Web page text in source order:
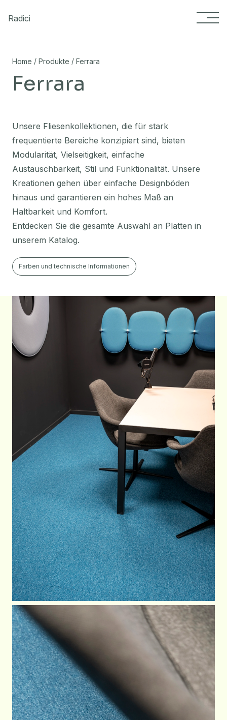
Radici
Home / Produkte / Ferrara
Ferrara
Unsere Fliesenkollektionen, die für stark
frequentierte Bereiche konzipiert sind, bieten
Modularität, Vielseitigkeit, einfache
Austauschbarkeit, Stil und Funktionalität. Unsere
Kreationen gehen über einfache Designböden
hinaus und garantieren ein hohes Maß an
Haltbarkeit und Komfort.
Entdecken Sie die gesamte Auswahl an Platten in
unserem Katalog.
Farben und technische Informationen